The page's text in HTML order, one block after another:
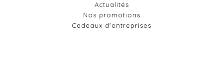
Actualités
Nos promotions
Cadeaux d'entreprises